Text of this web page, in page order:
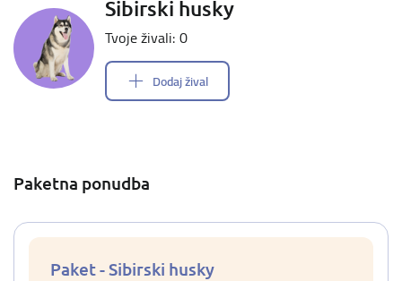
Sibirski husky
Tvoje živali: 0
Dodaj žival
Paketna ponudba
Paket - Sibirski husky